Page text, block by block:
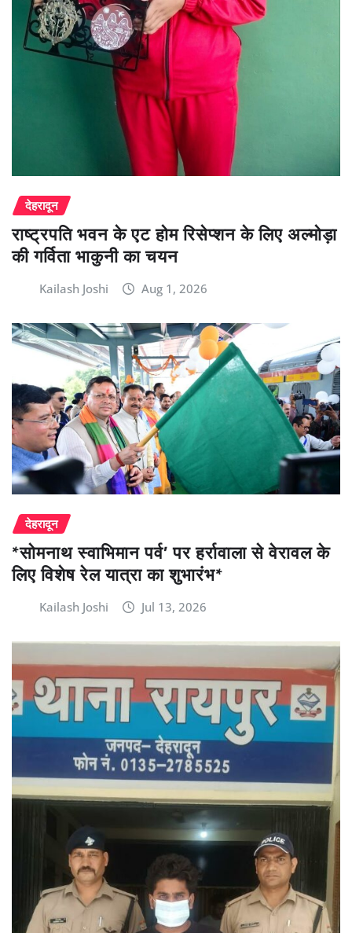
देहरादून
राष्ट्रपति भवन के एट होम रिसेप्शन के लिए अल्मोड़ा
की गर्विता भाकुनी का चयन
Kailash Joshi Aug 1, 2026
देहरादून
*सोमनाथ स्वाभिमान पर्व’ पर हर्रावाला से वेरावल के
लिए विशेष रेल यात्रा का शुभारंभ*
Kailash Joshi Jul 13, 2026